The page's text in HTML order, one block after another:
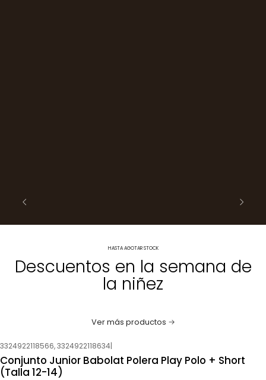
HASTA AGOTAR STOCK
Descuentos en la semana de
la niñez
Ver más productos
-30%OFF
Nuevo
3324922118566, 3324922118634|
Conjunto Junior Babolat Polera Play Polo + Short
(Talla 12-14)